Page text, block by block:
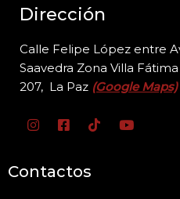
Dirección
Calle Felipe López entre
Saavedra Zona Villa
207, La Paz (Google Maps)
Contactos